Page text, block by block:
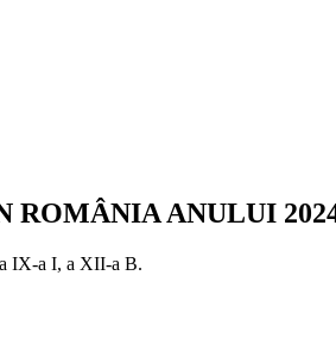
ROMÂNIA ANULUI
IX-a I, a XII-a B.